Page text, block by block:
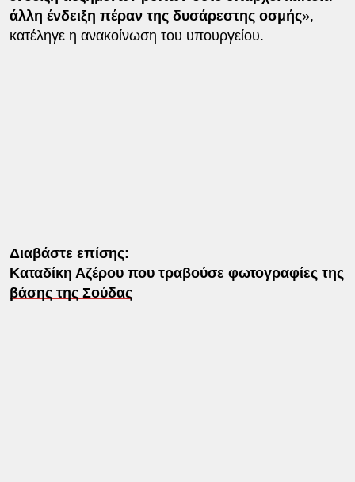
άλλη ένδειξη πέραν της δυσάρεστης οσμής»,
κατέληγε η ανακοίνωση του υπουργείου.
Διαβάστε επίσης:
Καταδίκη Αζέρου που τραβούσε φωτογραφίες της
βάσης της Σούδας